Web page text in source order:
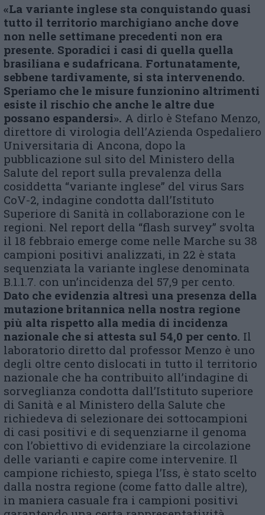
«La variante inglese sta conquistando quasi
tutto il territorio marchigiano anche dove
non nelle settimane precedenti non era
presente. Sporadici i casi di quella quella
brasiliana e sudafricana. Fortunatamente,
sebbene tardivamente, si sta intervenendo.
Speriamo che le misure funzionino altrimenti
esiste il rischio che anche le altre due
possano espandersi». A dirlo è Stefano Menzo,
direttore di virologia dell’Azienda Ospedaliero
Universitaria di Ancona, dopo la
pubblicazione sul sito del Ministero della
Salute del report sulla prevalenza della
cosiddetta “variante inglese” del virus Sars
CoV-2, indagine condotta dall’Istituto
Superiore di Sanità in collaborazione con le
regioni. Nel report della “flash survey” svolta
il 18 febbraio emerge come nelle Marche su 38
campioni positivi analizzati, in 22 è stata
sequenziata la variante inglese denominata
B.1.1.7. con un’incidenza del 57,9 per cento.
Dato che evidenzia altresì una presenza della
mutazione britannica nella nostra regione
più alta rispetto alla media di incidenza
nazionale che si attesta sul 54,0 per cento. Il
laboratorio diretto dal professor Menzo è uno
degli oltre cento dislocati in tutto il territorio
nazionale che ha contribuito all’indagine di
sorveglianza condotta dall’Istituto superiore
di Sanità e al Ministero della Salute che
richiedeva di selezionare dei sottocampioni
di casi positivi e di sequenziarne il genoma
con l’obiettivo di evidenziare la circolazione
delle varianti e capire come intervenire. Il
campione richiesto, spiega l’Iss, è stato scelto
dalla nostra regione (come fatto dalle altre),
in maniera casuale fra i campioni positivi